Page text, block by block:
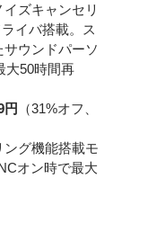
ズキャンセリ
イバ搭載。ス
ウンドパーソ
大50時間再
円
（31%オフ、
グ機能搭載モ
オン時で最大